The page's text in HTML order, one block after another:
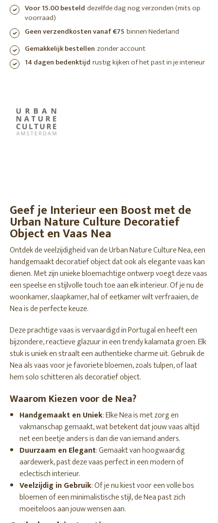
Voor 15.00 besteld dezelfde dag nog verzonden (mits op
voorraad)
Geen verzendkosten vanaf €75 binnen Nederland
Gemakkelijk bestellen zonder account
14 dagen bedenktijd rustig kijken of het past in je interieur
Geef je Interieur een Boost met de
Urban Nature Culture Decoratief
Object en Vaas Nea
Ontdek de veelzijdigheid van de Urban Nature Culture Nea, een
handgemaakt decoratief object dat ook als elegante vaas kan
dienen. Met zijn unieke bloemachtige ontwerp voegt deze vaas
een speelse en stijlvolle touch toe aan elk interieur. Of je nu de
woonkamer, slaapkamer, hal of eetkamer wilt verfraaien, de
Nea is de perfecte keuze.
Deze prachtige vaas is vervaardigd in Portugal en heeft een
bijzondere, reactieve glazuur in een trendy kalamata groen. Elk
stuk is uniek en straalt een authentieke charme uit. Gebruik de
Nea als vaas voor je favoriete bloemen, zoals tulpen, of laat
hem solo schitteren als decoratief object.
Waarom Kiezen voor de Nea?
Handgemaakt en Uniek: Elke Nea is met zorg en
vakmanschap gemaakt, wat betekent dat jouw vaas altijd
net een beetje anders is dan die van iemand anders.
Duurzaam en Elegant: Gemaakt van hoogwaardig
aardewerk, past deze vaas perfect in een modern of
eclectisch interieur.
Veelzijdig in Gebruik: Of je nu kiest voor een volle bos
bloemen of een minimalistische stijl, de Nea past zich
moeiteloos aan jouw wensen aan.